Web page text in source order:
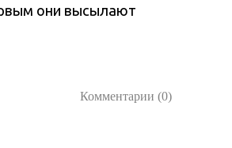
они высылают
Комментарии (0)